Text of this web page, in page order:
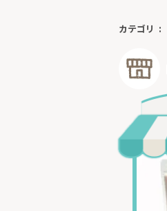
カテゴリ